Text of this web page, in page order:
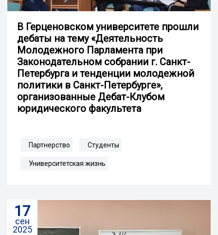
В Герценовском университете прошли
дебаты на тему «Деятельность
Молодежного Парламента при
Законодательном собрании г. Санкт-
Петербурга и тенденции молодежной
политики в Санкт-Петербурге»,
организованные Дебат-Клубом
юридического факультета
Партнерство Студенты
Университетская жизнь
17
сен
2025